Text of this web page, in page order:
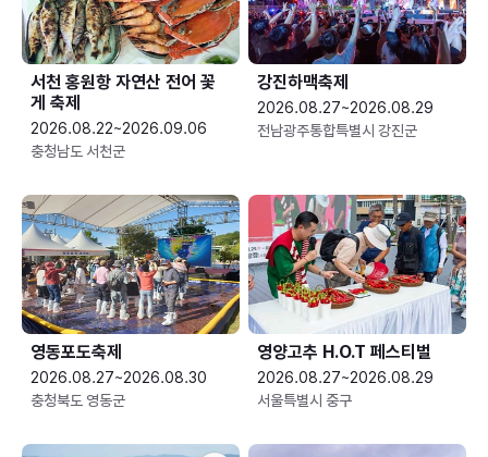
서천 홍원항 자연산 전어 꽃
게 축제
2026.08.22~2026.09.06
충청남도 서천군
강진하맥축제
2026.08.27~2026.08.29
전남광주통합특별시 강진군
영동포도축제
2026.08.27~2026.08.30
충청북도 영동군
영양고추 H.O.T 페스티벌
2026.08.27~2026.08.29
서울특별시 중구